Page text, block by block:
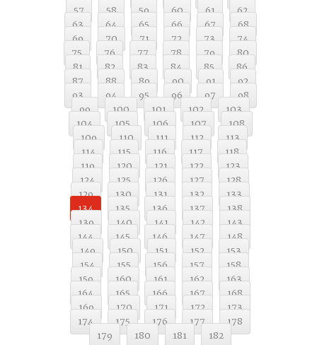
57
58 59 60 61
62
63
64 65 66 67
68
69
70 71 72 73
74
75
76 77 78 79
80
81
82 83 84 85
86
87
88 89 90 91
92
93
94 95 96 97
98
99
100 101 102
103
104
105 106 107
108
109
110 111 112
113
114
115 116 117
118
119
120 121 122
123
124
125 126 127
128
129
130 131 132
133
134
135 136 137
138
139
140 141 142
143
144
145 146 147
148
149
150 151 152
153
154
155 156 157
158
159
160 161 162
163
164
165 166 167
168
169
170 171 172
173
174
175 176 177
178
179
180 181 182